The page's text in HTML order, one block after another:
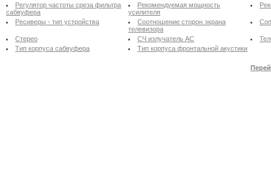
Регулятор частоты среза фильтра
сабвуфера
Рекомендуемая мощность
усилителя
Ресиверы - тип устройства
Соотношение сторон экрана
телевизора
Стерео СЧ излучатель АС
Тип корпуса сабвуфера
Тип корпуса фронтальной акустики